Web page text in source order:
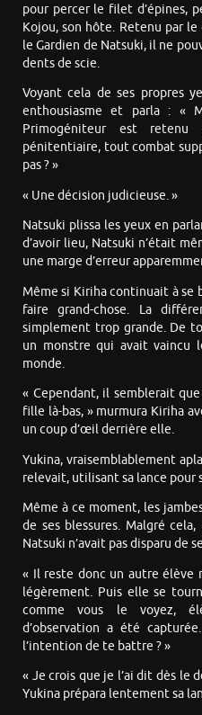
pour percer le filet d’épines,
Kojou, son hôte. Retenu par le
le Gardien de Natsuki, il ne
dents de scie.
Voyant cela de ses propres
enthousiasme et parla : «
Primogéniteur est retenu
pénitentiaire, tout combat
pas ? »
« Une décision judicieuse. »
Natsuki plissa les yeux en
d’avoir lieu, Natsuki n’était
une marge d’erreur
Même si Kiriha continuait à se
faire grand-chose. La
simplement trop grande. De
un monstre qui avait vaincu
monde.
« Cependant, il semblerait
fille là-bas, » murmura Kiriha
un coup d’œil derrière elle.
Yukina, vraisemblablement
relevait, utilisant sa lance pour
Même à ce moment, les
de ses blessures. Malgré
Natsuki n’avait pas disparu de
« Il reste donc un autre
légèrement. Puis elle se
comme vous le voyez,
d’observation a été
l’intention de te battre ? »
« Je crois que je l’ai dit dès le
Yukina prépara lentement sa